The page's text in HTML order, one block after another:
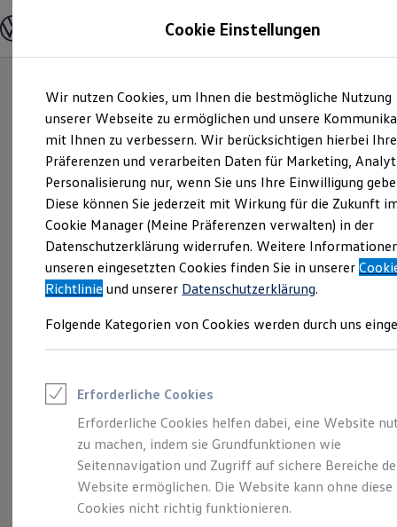
Hauptinhalt
springen
Footer
springen
Modelle und Konfigurator
Modelle vergleichen
Elektroautos
ENERGY Sondermodelle
Nutzfahrzeuge
SUV und CUV
Familienautos
Kombis
Kompaktwagen
Sportwagen
Schnell verfügbare Fahrzeuge
Angebote und Produkte
Aktuelle Angebote
E-Auto-Förderung
Volkswagen Marktplatz
Junge Gebrauchtwagen und Gebrauchtwagen
Saisonangebote
Leasing
Leasing-Angebote
Gebrauchtwagen Leasing
Junge Gebrauchtwagen-Leasing
Elektroauto Leasing
Kleinwagen-Leasing
Leasing ohne Anzahlung
Abenteuer Leben. Der
Tiguan.
Cookie Einstellungen
Wir nutzen Cookies, um Ihnen die bestmögliche Nutzung
unserer Webseite zu ermöglichen und unsere
mit Ihnen zu verbessern. Wir berücksichtigen hierbei Ihre
Präferenzen und verarbeiten Daten für Marketing,
Personalisierung nur, wenn Sie uns Ihre Einwilligung
Diese können Sie jederzeit mit Wirkung für die Zukunft
Cookie Manager (Meine Präferenzen verwalten) in der
Datenschutzerklärung widerrufen. Weitere
unseren eingesetzten Cookies finden Sie in unserer
Richtlinie und unserer Datenschutzerklärung.
Folgende Kategorien von Cookies werden durch uns
Erforderliche Cookies
Erforderliche Cookies helfen dabei, eine Website
zu machen, indem sie Grundfunktionen wie
Seitennavigation und Zugriff auf sichere Bereiche
Website ermöglichen. Die Website kann ohne diese
Cookies nicht richtig funktionieren.